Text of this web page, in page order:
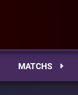
MATCHS